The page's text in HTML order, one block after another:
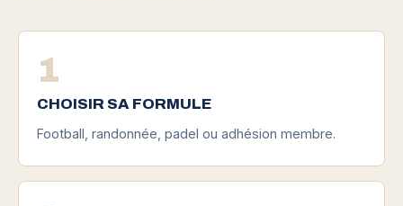
1
CHOISIR SA FORMULE
Football, randonnée, padel ou adhésion membre.